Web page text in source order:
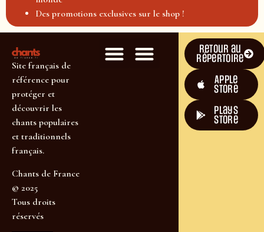
Des promotions exclusives sur le shop !
Site français de
référence pour
protéger et
découvrir les
chants populaires
et traditionnels
français.
Chants de France
© 2025
Tous droits
réservés
Retour au
répertoire
Apple
Store
plays
store